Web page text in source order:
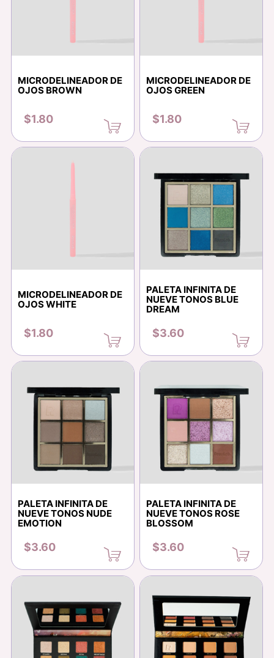
MICRODELINEADOR DE
OJOS BROWN
$1.80
MICRODELINEADOR DE
OJOS GREEN
$1.80
MICRODELINEADOR DE
OJOS WHITE
$1.80
PALETA INFINITA DE
NUEVE TONOS BLUE
DREAM
$3.60
PALETA INFINITA DE
NUEVE TONOS NUDE
EMOTION
$3.60
PALETA INFINITA DE
NUEVE TONOS ROSE
BLOSSOM
$3.60